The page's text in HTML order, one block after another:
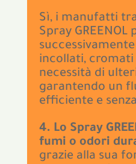
Sì, i manufatti
Spray GREENOL
incollati, cromati
necessità di
garantendo un
efficiente e
4. Lo Spray
fumi o odori
grazie alla sua